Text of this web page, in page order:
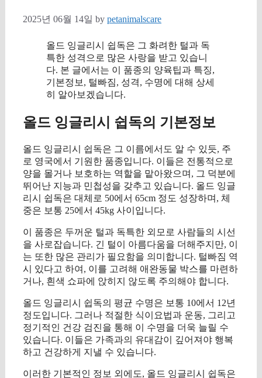
2025년 06월 14일 by petanimalscare
올드 잉글리시 쉽독은 그 화려한 털과 독
특한 성격으로 많은 사랑을 받고 있습니
다. 본 글에서는 이 품종의 양육팁과 특징,
기본정보, 털빠짐, 성격, 수명에 대해 상세
히 알아보겠습니다.
올드 잉글리시 쉽독의 기본정보
올드 잉글리시 쉽독은 그 이름에서도 알 수 있듯, 주
로 영국에서 기원한 품종입니다. 이들은 전통적으로
양을 몰거나 보호하는 역할을 맡아왔으며, 그 덕분에
뛰어난 지능과 민첩성을 갖추고 있습니다. 올드 잉글
리시 쉽독은 대체로 50에서 65cm 정도 성장하며, 체
중은 보통 25에서 45kg 사이입니다.
이 품종은 두꺼운 털과 독특한 외모로 사람들의 시선
을 사로잡습니다. 긴 털이 아름다움을 더해주지만, 이
는 또한 많은 관리가 필요함을 의미합니다. 털빠짐 역
시 있다고 하여, 이를 고려해 애완동물 박스를 마련하
거나, 흰색 쇼파에 앉히지 않도록 주의해야 합니다.
올드 잉글리시 쉽독의 평균 수명은 보통 10에서 12년
정도입니다. 그러나 적절한 식이요법과 운동, 그리고
정기적인 건강 검진을 통해 이 수명을 더욱 늘릴 수
있습니다. 이들은 가족과의 유대감이 깊어져야 행복
하고 건강하게 지낼 수 있습니다.
이러한 기본적인 정보 외에도, 올드 잉글리시 쉽독은